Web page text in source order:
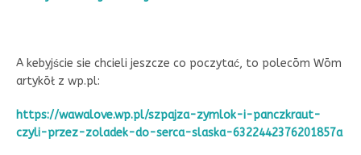
A kebyjście sie chcieli jeszcze co poczytać, to polecōm Wōm
artykōł z wp.pl:
https://wawalove.wp.pl/szpajza-zymlok-i-panczkraut-
czyli-przez-zoladek-do-serca-slaska-6322442376201857a